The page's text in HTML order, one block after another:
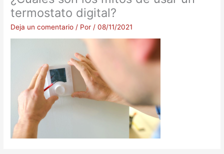
termostato digital?
Deja un comentario / Por /08/11/2021